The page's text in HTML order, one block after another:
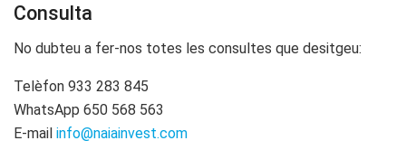
Consulta
No dubteu a fer-nos totes les consultes que desitgeu:
Telèfon 933 283 845
WhatsApp 650 568 563
E-mail info@naiainvest.com